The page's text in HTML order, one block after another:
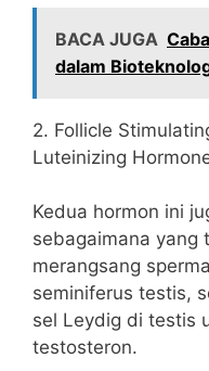
BACA JUGA
dalam
2. Follicle
Luteinizing
Kedua hormon ini
sebagaimana yang
merangsang
seminiferus testis,
sel Leydig di testis
testosteron.